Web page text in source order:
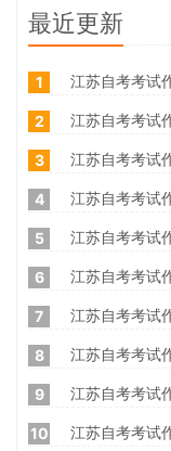
最近更新
1 江苏自考考试
2 江苏自考考试
3 江苏自考考试
4 江苏自考考试
5 江苏自考考试
6 江苏自考考试
7 江苏自考考试
8 江苏自考考试
9 江苏自考考试
10 江苏自考考试